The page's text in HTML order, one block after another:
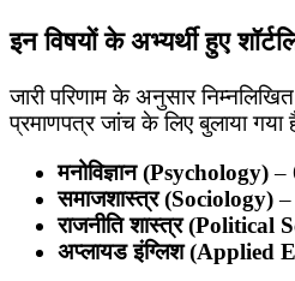
इन विषयों के अभ्यर्थी हुए
जारी परिणाम के अनुसार
प्रमाणपत्र जांच के लिए बुलाया
मनोविज्ञान (Psychology)–
समाजशास्त्र (Sociology)–
राजनीति शास्त्र (Political
अप्लायड इंग्लिश (Applied